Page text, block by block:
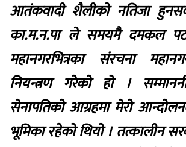
आतंकवादी शैलीको नतिजा
का.म.न.पा ले समयमै दमकल
महानगरभित्रका संरचना
नियन्त्रण गरेको हो ।
सेनापतिको आग्रहमा मेरो
भूमिका रहेको थियो । तत्कालीन